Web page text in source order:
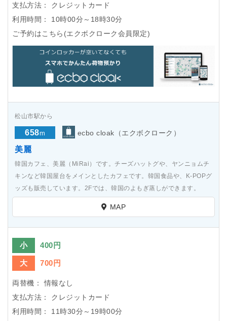
支払方法：
クレジットカード
利用時間：
10時00分～18時30分
ご予約はこちら(エクボクローク会員限定)
松山市駅から
658m ecbo cloak（エクボクローク）
美麗
韓国カフェ、美麗（MiRai）です。チーズハットグや、ヤンニョムチ
キンなど韓国屋台をメインとしたカフェです。韓国食品や、K-POPグ
ッズも販売しています。2Fでは、韓国のよもぎ蒸しができます。
MAP
小 400円
大 700円
両替機：
情報なし
支払方法：
クレジットカード
利用時間：
11時30分～19時00分